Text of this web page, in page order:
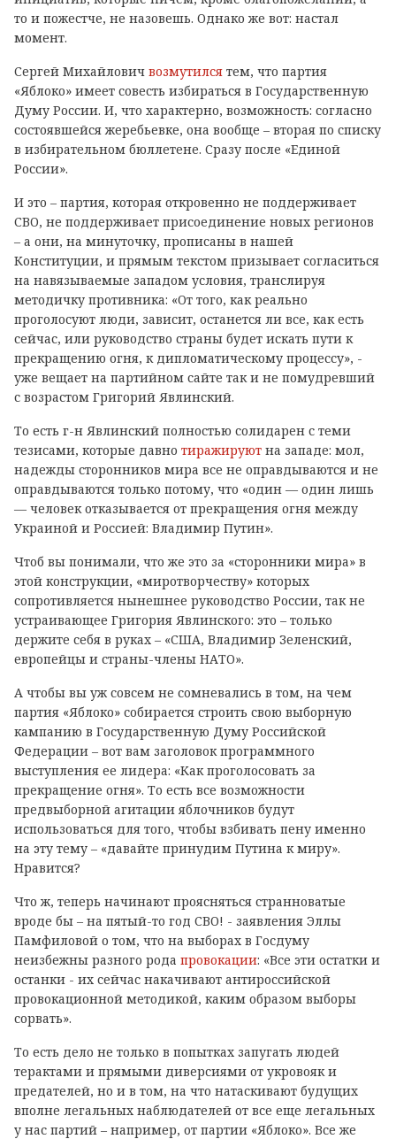
то и пожестче, не назовешь. Однако же вот: настал
момент.
Сергей Михайлович возмутился тем, что партия
«Яблоко» имеет совесть избираться в Государственную
Думу России. И, что характерно, возможность: согласно
состоявшейся жеребьевке, она вообще – вторая по списку
в избирательном бюллетене. Сразу после «Единой
России».
И это – партия, которая откровенно не поддерживает
СВО, не поддерживает присоединение новых регионов
– а они, на минуточку, прописаны в нашей
Конституции, и прямым текстом призывает согласиться
на навязываемые западом условия, транслируя
методичку противника: «От того, как реально
проголосуют люди, зависит, останется ли все, как есть
сейчас, или руководство страны будет искать пути к
прекращению огня, к дипломатическому процессу», -
уже вещает на партийном сайте так и не помудревший
с возрастом Григорий Явлинский.
То есть г-н Явлинский полностью солидарен с теми
тезисами, которые давно тиражируют на западе: мол,
надежды сторонников мира все не оправдываются и не
оправдываются только потому, что «один — один лишь
— человек отказывается от прекращения огня между
Украиной и Россией: Владимир Путин».
Чтоб вы понимали, что же это за «сторонники мира» в
этой конструкции, «миротворчеству» которых
сопротивляется нынешнее руководство России, так не
устраивающее Григория Явлинского: это – только
держите себя в руках – «США, Владимир Зеленский,
европейцы и страны-члены НАТО».
А чтобы вы уж совсем не сомневались в том, на чем
партия «Яблоко» собирается строить свою выборную
кампанию в Государственную Думу Российской
Федерации – вот вам заголовок программного
выступления ее лидера: «Как проголосовать за
прекращение огня». То есть все возможности
предвыборной агитации яблочников будут
использоваться для того, чтобы взбивать пену именно
на эту тему – «давайте принудим Путина к миру».
Нравится?
Что ж, теперь начинают проясняться странноватые
вроде бы – на пятый-то год СВО! - заявления Эллы
Памфиловой о том, что на выборах в Госдуму
неизбежны разного рода провокации: «Все эти остатки и
останки - их сейчас накачивают антироссийской
провокационной методикой, каким образом выборы
сорвать».
То есть дело не только в попытках запугать людей
терактами и прямыми диверсиями от укровояк и
предателей, но и в том, на что натаскивают будущих
вполне легальных наблюдателей от все еще легальных
у нас партий – например, от партии «Яблоко». Все же